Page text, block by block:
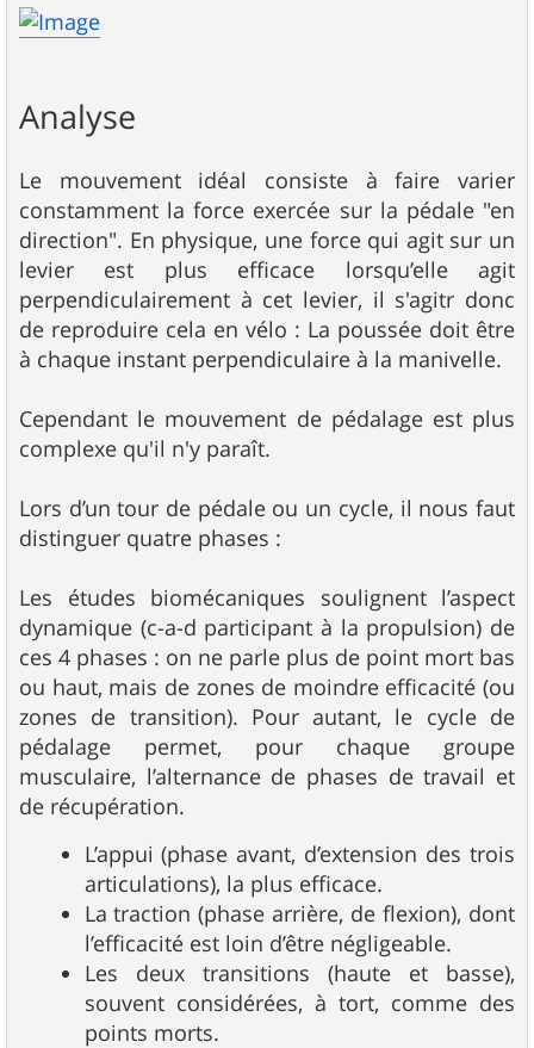
Analyse
Le mouvement idéal consiste à faire varier
constamment la force exercée sur la pédale "en
direction". En physique, une force qui agit sur un
levier est plus efficace lorsqu’elle agit
perpendiculairement à cet levier, il s'agitr donc
de reproduire cela en vélo : La poussée doit être
à chaque instant perpendiculaire à la manivelle.
Cependant le mouvement de pédalage est plus
complexe qu'il n'y paraît.
Lors d’un tour de pédale ou un cycle, il nous faut
distinguer quatre phases :
Les études biomécaniques soulignent l’aspect
dynamique (c-a-d participant à la propulsion) de
ces 4 phases : on ne parle plus de point mort bas
ou haut, mais de zones de moindre efficacité (ou
zones de transition). Pour autant, le cycle de
pédalage permet, pour chaque groupe
musculaire, l’alternance de phases de travail et
de récupération.
L’appui (phase avant, d’extension des trois
articulations), la plus efficace.
La traction (phase arrière, de flexion), dont
l’efficacité est loin d’être négligeable.
Les deux transitions (haute et basse),
souvent considérées, à tort, comme des
points morts.